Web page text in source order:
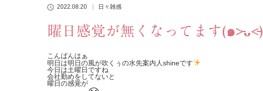
2022.08.20 日々雑感
曜日感覚が無くなってます(๑˃̵ᴗ˂̵)
こんばんはぁ
明日は明日の風が吹くぅの水先案内人shineです
今日は土曜日ですね
会社勤めをしてないと
曜日の感覚が